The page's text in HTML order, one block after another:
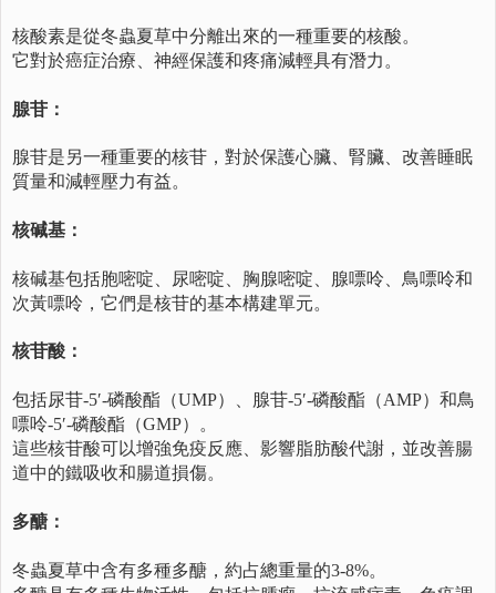
核酸素是從冬蟲夏草中分離出來的一種重要的核酸。
它對於癌症治療、神經保護和疼痛減輕具有潛力。
腺苷：
腺苷是另一種重要的核苷，對於保護心臟、腎臟、改善睡眠
質量和減輕壓力有益。
核碱基：
核碱基包括胞嘧啶、尿嘧啶、胸腺嘧啶、腺嘌呤、鳥嘌呤和
次黃嘌呤，它們是核苷的基本構建單元。
核苷酸：
包括尿苷-5′-磷酸酯（UMP）、腺苷-5′-磷酸酯（AMP）和鳥
嘌呤-5′-磷酸酯（GMP）。
這些核苷酸可以增強免疫反應、影響脂肪酸代謝，並改善腸
道中的鐵吸收和腸道損傷。
多醣：
冬蟲夏草中含有多種多醣，約占總重量的3-8%。